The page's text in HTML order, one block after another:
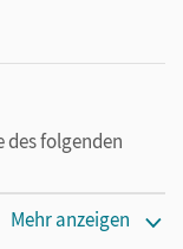
folgenden
Mehr anzeigen